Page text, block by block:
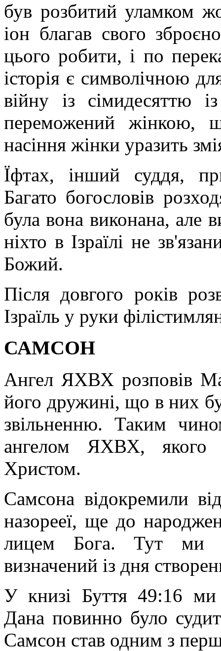
був розбитий уламком
іон благав свого
цього робити, і по
історія є символічною
війну із сімидесяттю
переможений жінкою,
насіння жінки уразить
Їфтах, інший суддя,
Багато богословів
була вона виконана, але
ніхто в Ізраїлі не
Божий.
Після довгого років
Ізраїль у руки
САМСОН
Ангел ЯХВХ розповів
його дружині, що в них
звільненню. Таким
ангелом ЯХВХ,
Христом.
Самсона відокремили
назорееї, ще до
лицем Бога. Тут ми
визначений із дня
У книзі Буття 49:16
Дана повинно було
Самсон став одним з